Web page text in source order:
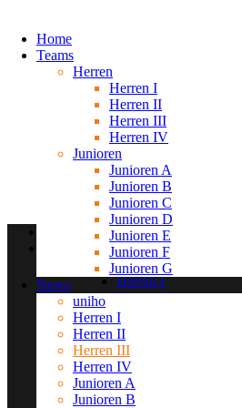
Home
Teams
Herren
Herren I
Herren II
Herren III
Herren IV
Junioren
Junioren A
Junioren B
Junioren C
Junioren D
Junioren E
Junioren F
Junioren G
News
uniho
Herren I
Herren II
Herren III
Herren IV
Junioren A
Junioren B
Herren
Herren I
Herren II
Herren III
Herren IV
Junioren
Junioren A
Junioren B
Junioren C